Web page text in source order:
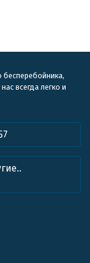
всегда легко и